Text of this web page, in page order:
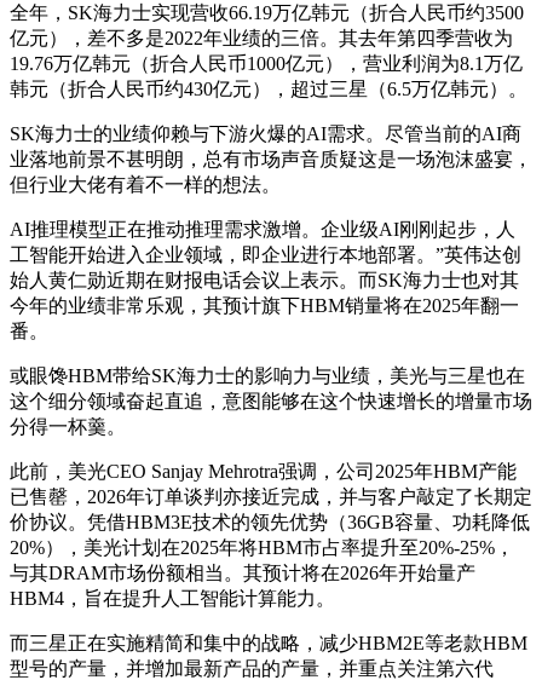
全年，SK海力士实现营收66.19万亿韩元（折合人民币约3500
亿元），差不多是2022年业绩的三倍。其去年第四季营收为
19.76万亿韩元（折合人民币1000亿元），营业利润为8.1万亿
韩元（折合人民币约430亿元），超过三星（6.5万亿韩元）。
SK海力士的业绩仰赖与下游火爆的AI需求。尽管当前的AI商
业落地前景不甚明朗，总有市场声音质疑这是一场泡沫盛宴，
但行业大佬有着不一样的想法。
AI推理模型正在推动推理需求激增。企业级AI刚刚起步，人
工智能开始进入企业领域，即企业进行本地部署。”英伟达创
始人黄仁勋近期在财报电话会议上表示。而SK海力士也对其
今年的业绩非常乐观，其预计旗下HBM销量将在2025年翻一
番。
或眼馋HBM带给SK海力士的影响力与业绩，美光与三星也在
这个细分领域奋起直追，意图能够在这个快速增长的增量市场
分得一杯羹。
此前，美光CEO Sanjay Mehrotra强调，公司2025年HBM产能
已售罄，2026年订单谈判亦接近完成，并与客户敲定了长期定
价协议。凭借HBM3E技术的领先优势（36GB容量、功耗降低
20%），美光计划在2025年将HBM市占率提升至20%-25%，
与其DRAM市场份额相当。其预计将在2026年开始量产
HBM4，旨在提升人工智能计算能力。
而三星正在实施精简和集中的战略，减少HBM2E等老款HBM
型号的产量，并增加最新产品的产量，并重点关注第六代